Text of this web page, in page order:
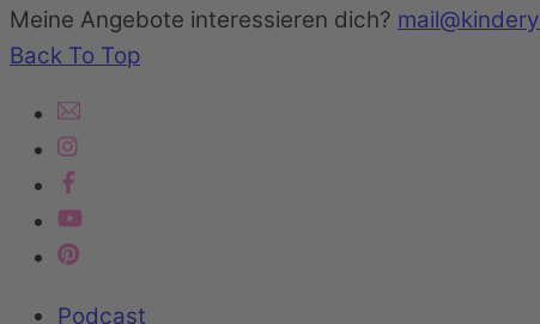
Meine Angebote interessieren dich?
Back To Top
Podcast